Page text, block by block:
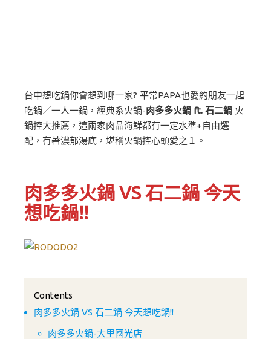
台中想吃鍋你會想到哪一家? 平常PAPA也愛約朋友一起
吃鍋／一人一鍋，經典系火鍋-肉多多火鍋 ft. 石二鍋 火
鍋控大推薦，這兩家肉品海鮮都有一定水準+自由選
配，有著濃郁湯底，堪稱火鍋控心頭愛之１。
肉多多火鍋 VS 石二鍋 今天
想吃鍋!!
Contents
肉多多火鍋 VS 石二鍋 今天想吃鍋!!
肉多多火鍋-大里國光店